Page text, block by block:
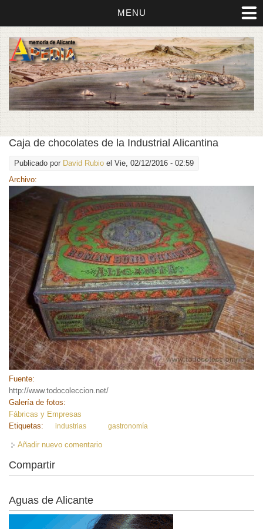
MENU
Caja de chocolates de la Industrial Alicantina
Publicado por David Rubio el Vie, 02/12/2016 - 02:59
Archivo:
Fuente:
http://www.todocoleccion.net/
Galería de fotos:
Fábricas y Empresas
Etiquetas:
industrias gastronomía
Añadir nuevo comentario
Compartir
Aguas de Alicante